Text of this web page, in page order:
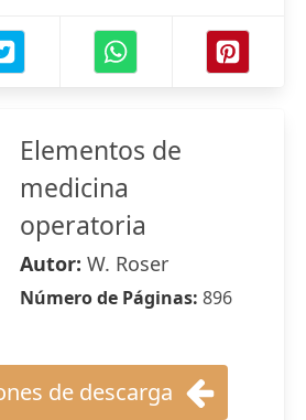
Elementos de
medicina
operatoria
Autor: W. Roser
Número de Páginas: 896
de descarga